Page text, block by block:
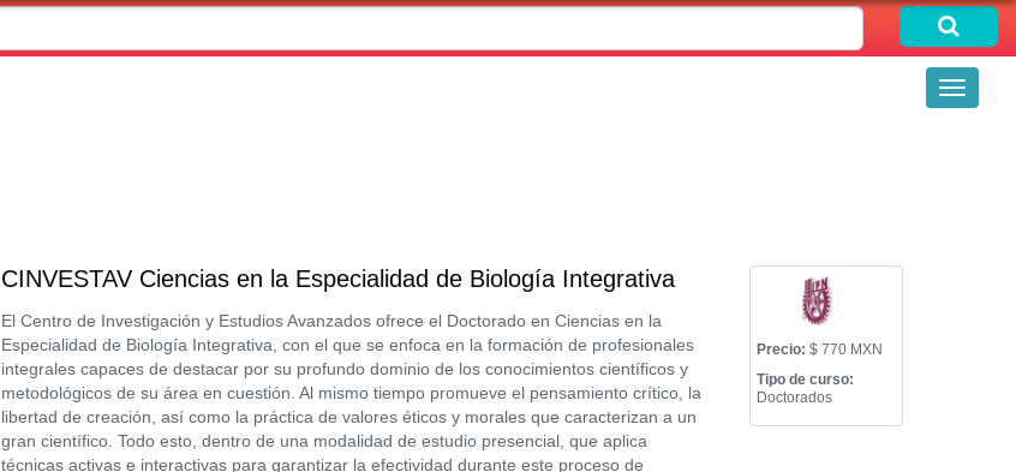
Toggle
CINVESTAV Ciencias en la Especialidad de Biología Integrativa
El Centro de Investigación y Estudios Avanzados ofrece el Doctorado en Ciencias en la
Especialidad de Biología Integrativa, con el que se enfoca en la formación de profesionales
integrales capaces de destacar por su profundo dominio de los conocimientos científicos y
metodológicos de su área en cuestión. Al mismo tiempo promueve el pensamiento crítico, la
libertad de creación, así como la práctica de valores éticos y morales que caracterizan a un
gran científico. Todo esto, dentro de una modalidad de estudio presencial, que aplica
técnicas activas e interactivas para garantizar la efectividad durante este proceso de
Precio: $ 770 MXN
Tipo de curso:
Doctorados